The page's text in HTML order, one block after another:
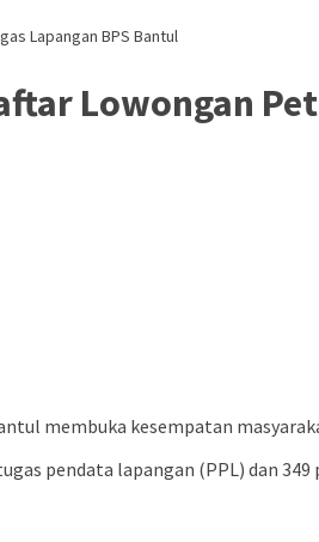
Lapangan BPS Bantul
Lowongan
membuka kesempatan
pendata lapangan (PPL) dan